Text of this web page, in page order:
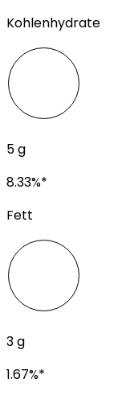
Kohlenhydrate
5g
8.33%*
Fett
3g
1.67%*